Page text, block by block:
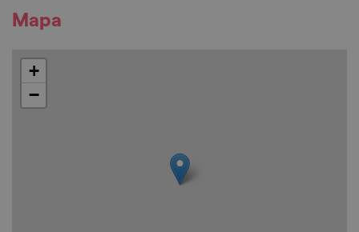
Mapa
+
−